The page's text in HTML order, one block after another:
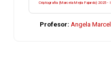
Criptografia (Marcela Mejia Fajardo) 2025 - I
Profesor:Angela